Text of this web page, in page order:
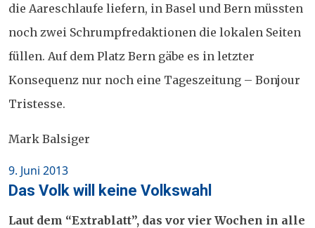
die Aareschlaufe liefern, in Basel und Bern müssten
noch zwei Schrumpfredaktionen die lokalen Seiten
füllen. Auf dem Platz Bern gäbe es in letzter
Konsequenz nur noch eine Tageszeitung – Bonjour
Tristesse.
Mark Balsiger
Posted
on
9. Juni 2013
Das Volk will keine Volkswahl
Laut dem “Extrablatt”, das vor vier Wochen in alle